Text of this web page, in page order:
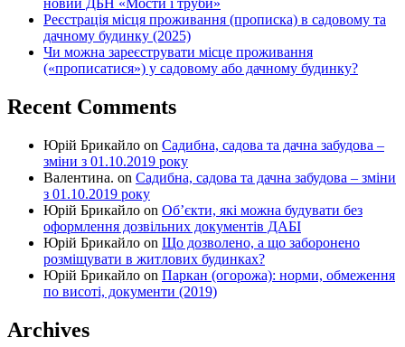
новий ДБН «Мости і труби»
Реєстрація місця проживання (прописка) в садовому та
дачному будинку (2025)
Чи можна зареєструвати місце проживання
(«прописатися») у садовому або дачному будинку?
Recent Comments
Юрій Брикайло on Садибна, садова та дачна забудова –
зміни з 01.10.2019 року
Валентина. on Садибна, садова та дачна забудова – зміни
з 01.10.2019 року
Юрій Брикайло on Об’єкти, які можна будувати без
оформлення дозвільних документів ДАБІ
Юрій Брикайло on Що дозволено, а що заборонено
розміщувати в житлових будинках?
Юрій Брикайло on Паркан (огорожа): норми, обмеження
по висоті, документи (2019)
Archives